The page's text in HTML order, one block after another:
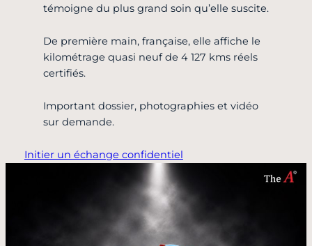
témoigne du plus grand soin qu’elle suscite.
De première main, française, elle affiche le
kilométrage quasi neuf de 4 127 kms réels
certifiés.
Important dossier, photographies et vidéo
sur demande.
Initier un échange confidentiel